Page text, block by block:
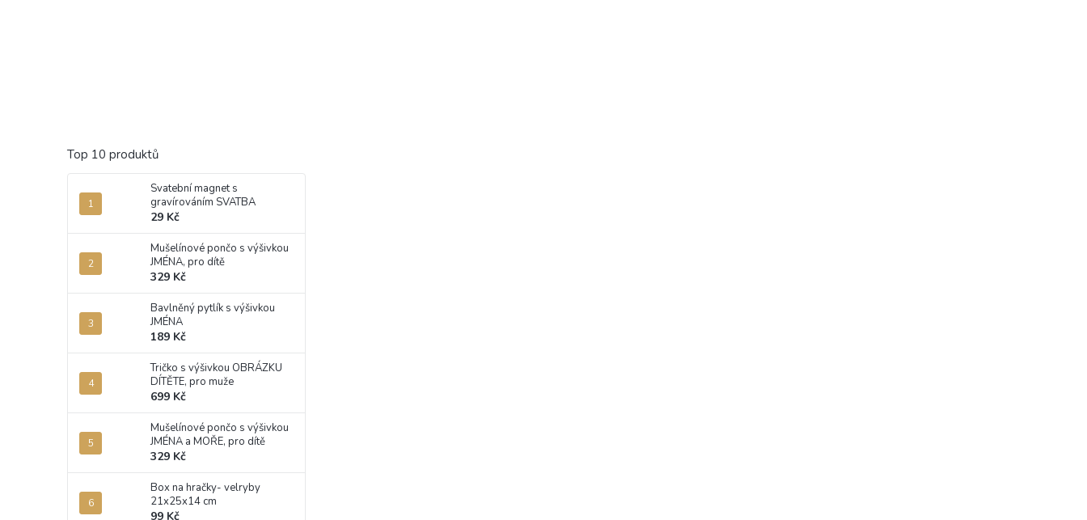
Top 10 produktů
Svatební magnet s
gravírováním SVATBA
29 Kč
Mušelínové pončo s výšivkou
JMÉNA, pro dítě
329 Kč
Bavlněný pytlík s výšivkou
JMÉNA
189 Kč
Tričko s výšivkou OBRÁZKU
DÍTĚTE, pro muže
699 Kč
Mušelínové pončo s výšivkou
JMÉNA a MOŘE, pro dítě
329 Kč
Box na hračky- velryby
21x25x14 cm
99 Kč